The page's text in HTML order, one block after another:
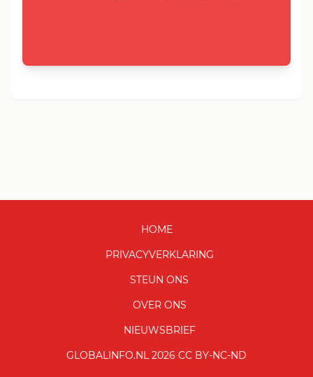
HOME
PRIVACYVERKLARING
STEUN ONS
OVER ONS
NIEUWSBRIEF
GLOBALINFO.NL 2026 CC BY-NC-ND